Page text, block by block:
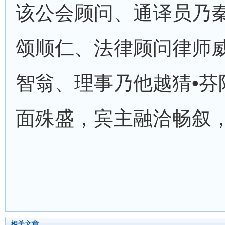
该公会顾问、通译员乃
颂顺仁、法律顾问律师
智翁、理事乃他越猜•
面殊盛，宾主融洽畅叙